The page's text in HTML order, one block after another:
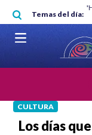
Pasar al contenido
Temas del día:
"HABLAR NO
CULTURA
Los días